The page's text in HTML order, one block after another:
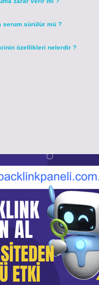
serum sürülür mü ?
özellikleri nelerdir ?